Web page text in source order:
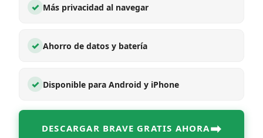
✓ Más privacidad al navegar
✓ Ahorro de datos y batería
✓ Disponible para Android y iPhone
DESCARGAR BRAVE GRATIS AHORA➡